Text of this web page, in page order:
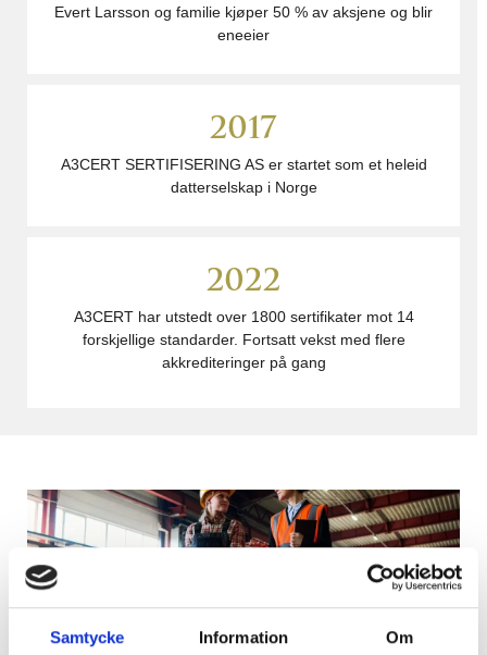
Samtycke Information Om
Evert Larsson og familie kjøper 50 % av aksjene og blir
eneeier
2017
A3CERT SERTIFISERING AS er startet som et heleid
datterselskap i Norge
2022
A3CERT har utstedt over 1800 sertifikater mot 14
forskjellige standarder. Fortsatt vekst med flere
akkrediteringer på gang